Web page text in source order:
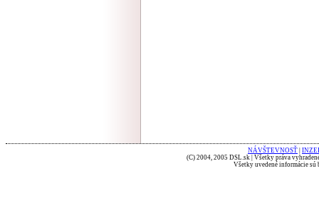
NÁVŠTEVNOSŤ
(C) 2004, 2005 DSL.sk | Všetky práva
Všetky uvedené informácie sú